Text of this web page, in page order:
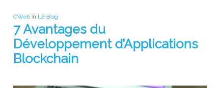
CWeb In Le Blog
7 Avantages du
Développement d’Applications
Blockchain